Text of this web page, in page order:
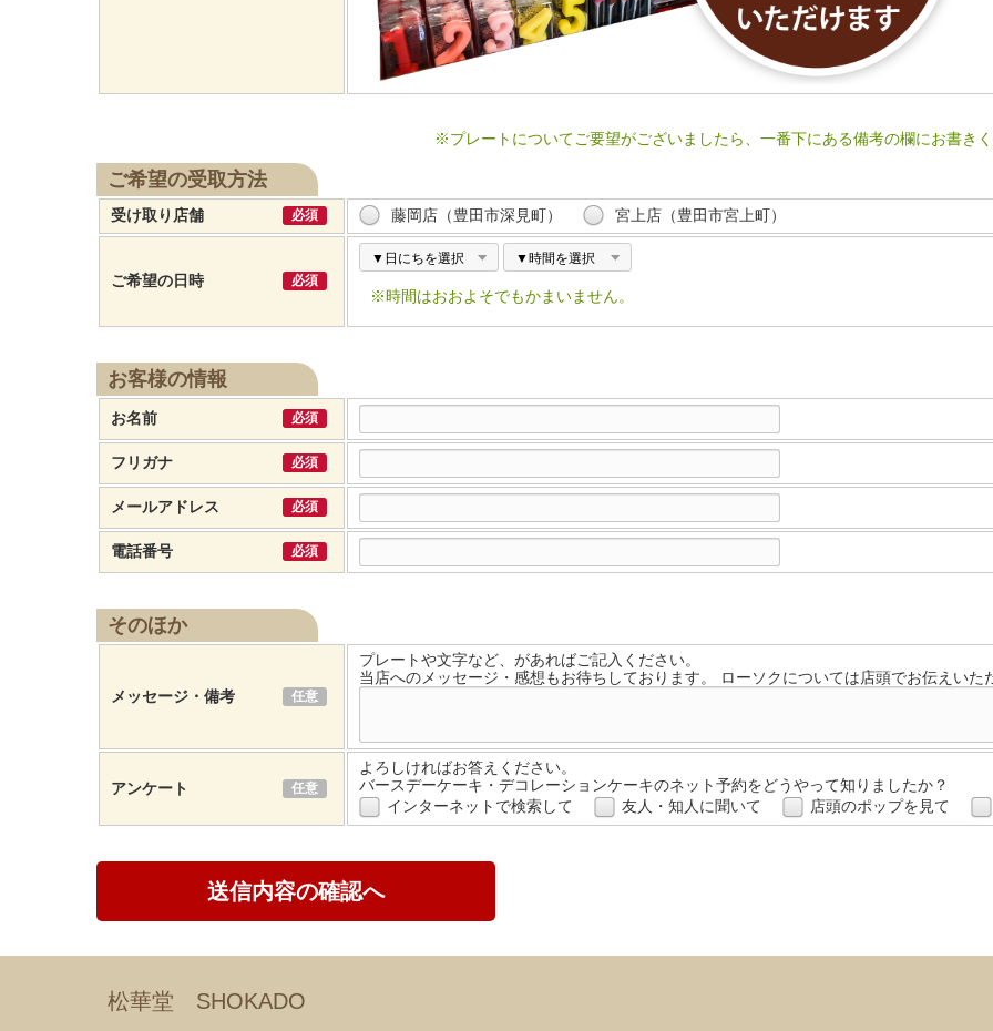
※プレートについてご要望がございましたら、一番下にある備考の欄にお書き
ご希望の受取方法
受け取り店舗 必須 藤岡店（豊田市深見町） 宮上店（豊田市宮上町）
ご希望の日時 必須
※時間はおおよそでもかまいません。
お客様の情報
お名前 必須
フリガナ 必須
メールアドレス 必須
電話番号 必須
そのほか
メッセージ・備考 任意
プレートや文字など、があればご記入ください。
当店へのメッセージ・感想もお待ちしております。 ローソクについては店頭でお伝えいた
アンケート 任意
よろしければお答えください。
バースデーケーキ・デコレーションケーキのネット予約をどうやって知りましたか？
インターネットで検索して
友人・知人に聞いて 店頭のポップを見て
松華堂 SHOKADO